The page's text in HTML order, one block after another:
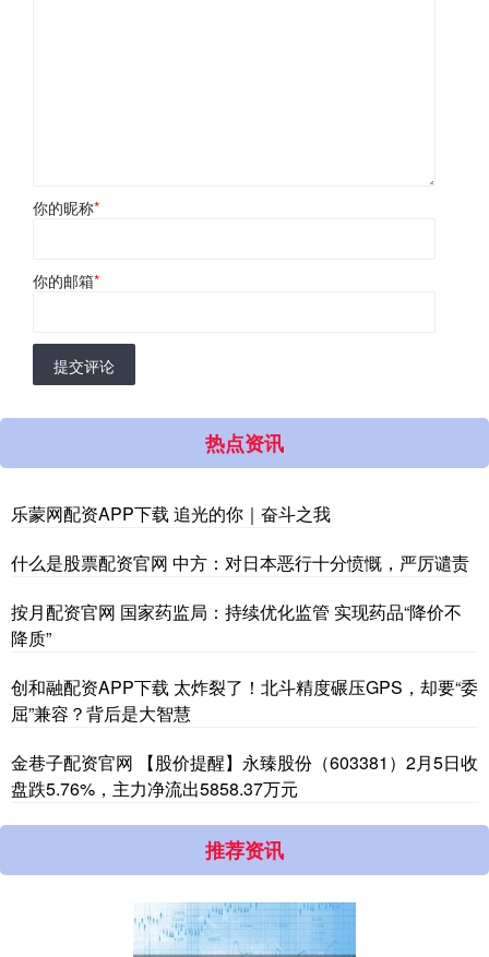
你的昵称*
你的邮箱*
提交评论
热点资讯
乐蒙网配资APP下载 追光的你｜奋斗之我
什么是股票配资官网 中方：对日本恶行十分愤慨，严厉谴责
按月配资官网 国家药监局：持续优化监管 实现药品“降价不
降质”
创和融配资APP下载 太炸裂了！北斗精度碾压GPS，却要“委
屈”兼容？背后是大智慧
金巷子配资官网 【股价提醒】永臻股份（603381）2月5日收
盘跌5.76%，主力净流出5858.37万元
推荐资讯